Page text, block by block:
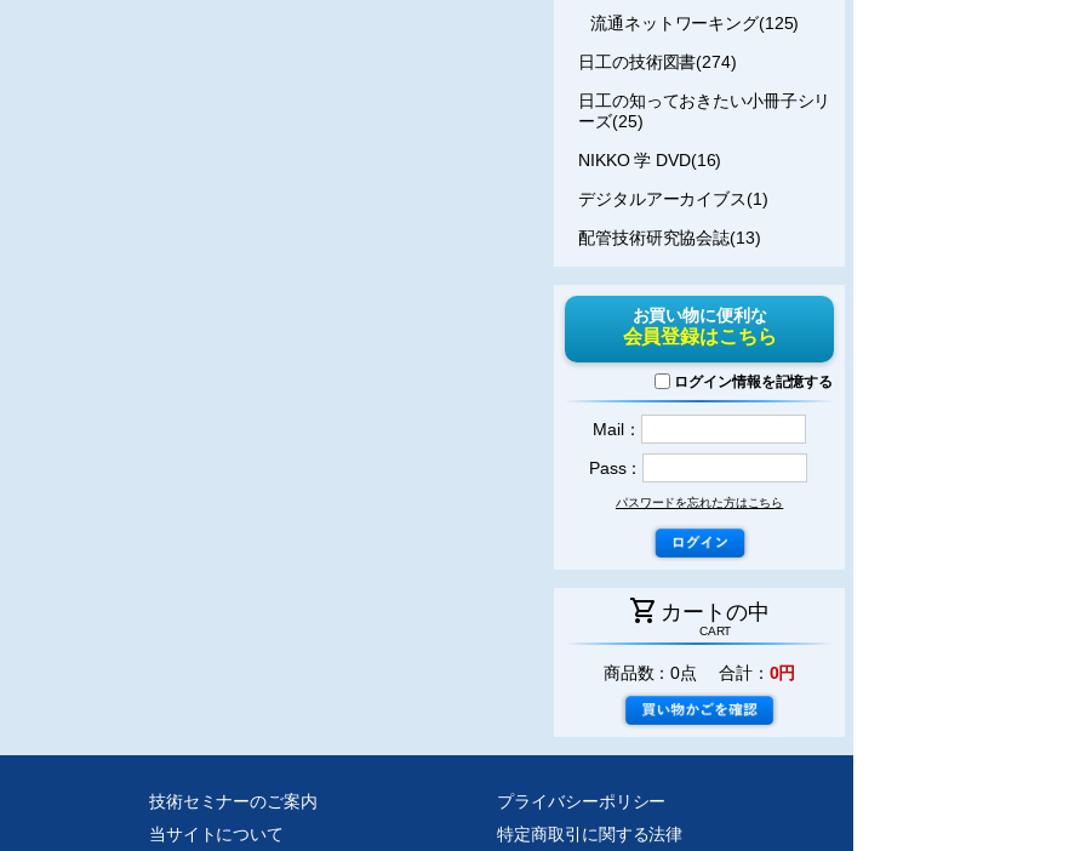
流通ネットワーキング(125)
日工の技術図書(274)
日工の知っておきたい小冊子シリ
ーズ(25)
NIKKO 学 DVD(16)
デジタルアーカイブス(1)
配管技術研究協会誌(13)
お買い物に便利な
会員登録はこちら
ログイン情報を記憶する
Mail：
Pass：
パスワードを忘れた方はこちら
shopping_cart カートの中
CART
商品数：0点 合計： 0円
技術セミナーのご案内
当サイトについて
プライバシーポリシー
特定商取引に関する法律